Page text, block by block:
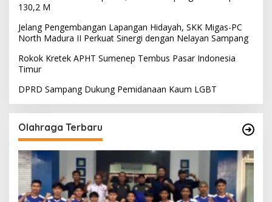
130,2 M
Jelang Pengembangan Lapangan Hidayah, SKK Migas-PC
North Madura II Perkuat Sinergi dengan Nelayan Sampang
Rokok Kretek APHT Sumenep Tembus Pasar Indonesia
Timur
DPRD Sampang Dukung Pemidanaan Kaum LGBT
Olahraga Terbaru